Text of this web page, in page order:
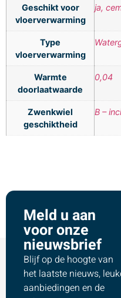
Geschikt voor
vloerverwarming
ja,
Type
vloerverwarming
Warmte
doorlaatwaarde
0,04
Zwenkwiel
geschiktheid
B –
Meld u aan
voor onze
nieuwsbrief
Blijf op de hoogte van
het laatste nieuws,
aanbiedingen en de